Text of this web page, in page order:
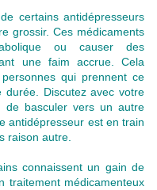
certains antidépresseurs
grossir.Ces médicaments
ou causer des
une faim accrue. Cela
qui prennent ce
Discutez avec votre
de basculer vers un autre
antidépresseur est en train
raison autre.
connaissent un gain de
traitement médicamenteux